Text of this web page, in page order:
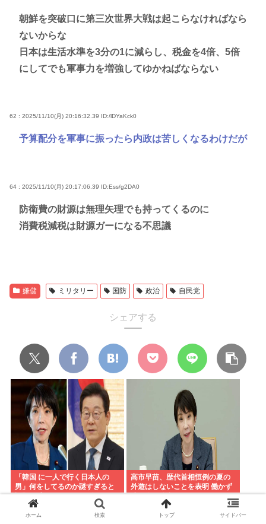
朝鮮を突破口に第三次世界大戦は起こらなければなら
ないからな
日本は生活水準を3分の1に減らし、税金を4倍、5倍
にしてでも軍事力を増強してゆかねばならない
62 : 2025/11/10(月) 20:16:32.39 ID:/lDYaKck0
予算配分を軍事に振ったら内政は苦しくなるわけだが
64 : 2025/11/10(月) 20:17:06.39 ID:Ess/g2DA0
防衛費の財源は無理矢理でも持ってくるのに
消費税減税は財源ガーになる不思議
嫌儲 ミリタリー 国防 政治 自民党
シェアする
「韓国 に一人で行く日本人の
男」何をしてるのか謎すぎると
話題に 言われてみれば確かにそ
うだよな…
高市早苗、歴代首相恒例の夏の
外遊はしないことを表明 働かず
連日終日公邸のもよう
ホーム 検索 トップ サイドバー